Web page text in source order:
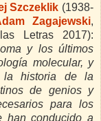
Szczeklik (1938-
Zagajewski,
Letras 2017):
y los últimos
molecular, y
la historia de la
de genios y
para los
han conducido a